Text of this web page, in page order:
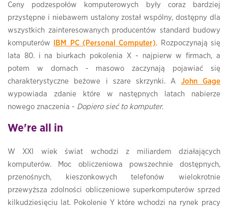
Ceny podzespołów komputerowych były coraz bardziej
przystępne i niebawem ustalony został wspólny, dostępny dla
wszystkich zainteresowanych producentów standard budowy
komputerów
IBM PC (Personal Computer). Rozpoczynają się
lata 80. i na biurkach pokolenia X - najpierw w firmach, a
potem w domach - masowo zaczynają pojawiać się
charakterystyczne beżowe i szare skrzynki. A John Gage
wypowiada zdanie które w następnych latach nabierze
nowego znaczenia - Dopiero sieć to komputer.
We're all in
W XXI wiek świat wchodzi z miliardem działających
komputerów. Moc obliczeniowa powszechnie dostępnych,
przenośnych, kieszonkowych telefonów wielokrotnie
przewyższa zdolności obliczeniowe superkomputerów sprzed
kilkudziesięciu lat. Pokolenie Y które wchodzi na rynek pracy